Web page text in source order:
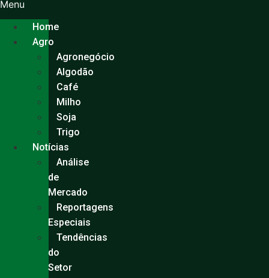
Ir
para
conteúdo
Menu
Home
Agro
Agronegócio
Algodão
Café
Milho
Soja
Trigo
Notícias
Análise
de
Mercado
Reportagens
Especiais
Tendências
do
Setor